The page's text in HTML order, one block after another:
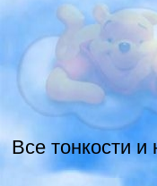
Все тонкости